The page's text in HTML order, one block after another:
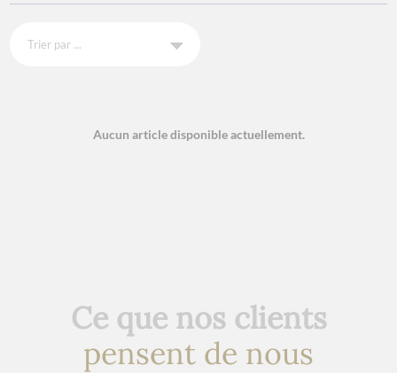
Aucun article disponible actuellement.
Ce que nos clients
pensent de nous